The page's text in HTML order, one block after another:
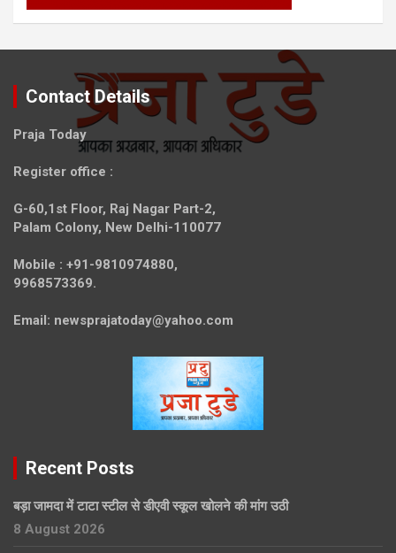
Contact Details
Praja Today
Register office :
G-60,1st Floor, Raj Nagar Part-2,
Palam Colony, New Delhi-110077
Mobile : +91-9810974880,
9968573369.
Email: newsprajatoday@yahoo.com
Recent Posts
बड़ा जामदा में टाटा स्टील से डीएवी स्कूल खोलने की मांग उठी
8 August 2026